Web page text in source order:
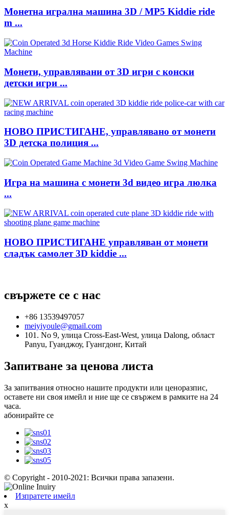
Монетна игрална машина 3D / MP5 Kiddie ride
m ...
Монети, управлявани от 3D игри с конски
детски игри ...
НОВО ПРИСТИГАНЕ, управлявано от монети
3D детска полиция ...
Игра на машина с монети 3d видео игра люлка
...
НОВО ПРИСТИГАНЕ управляван от монети
сладък самолет 3D kiddie ...
свържете се с нас
+86 13539497057
meiyiyoule@gmail.com
101. No 9, улица Cross-East-West, улица Dalong, област
Panyu, Гуанджоу, Гуангдонг, Китай
Запитване за ценова листа
За запитвания относно нашите продукти или ценоразпис,
оставете ни своя имейл и ние ще се свържем в рамките на 24
часа.
абонирайте се
© Copyright - 2010-2021: Всички права запазени.
Изпратете имейл
x